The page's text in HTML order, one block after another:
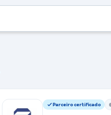
Parceiro certificado